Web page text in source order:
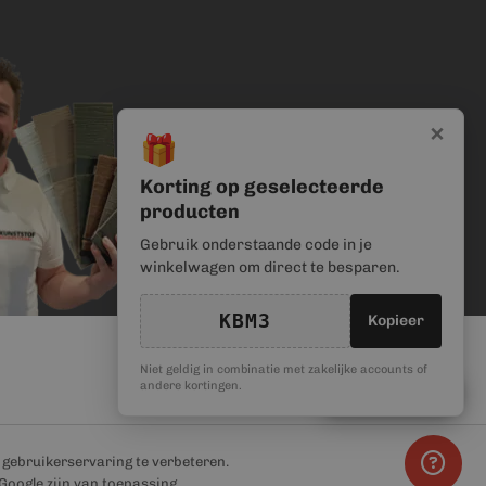
×
🎁
Korting op geselecteerde
producten
Gebruik onderstaande code in je
winkelwagen om direct te besparen.
KBM3 Kopieer
Niet geldig in combinatie met zakelijke accounts of
andere kortingen.
te verbeteren.